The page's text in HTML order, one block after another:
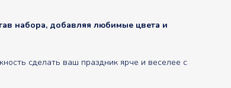
набора, добавляя любимые цвета и
сделать ваш праздник ярче и веселее с